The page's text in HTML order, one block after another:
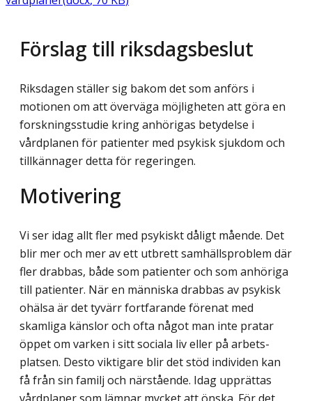
Förslag till riksdagsbeslut
Riksdagen ställer sig bakom det som anförs i
motionen om att överväga möjligheten att göra en
forskningsstudie kring anhörigas betydelse i
vårdplanen för patienter med psykisk sjukdom och
tillkännager detta för regeringen.
Motivering
Vi ser idag allt fler med psykiskt dåligt mående. Det
blir mer och mer av ett utbrett sam­hällsproblem där
fler drabbas, både som patienter och som anhöriga
till patienter. När en människa drabbas av psykisk
ohälsa är det tyvärr fortfarande förenat med
skamliga känslor och ofta något man inte pratar
öppet om varken i sitt sociala liv eller på arbets­
platsen. Desto viktigare blir det stöd individen kan
få från sin familj och närstående. Idag upprättas